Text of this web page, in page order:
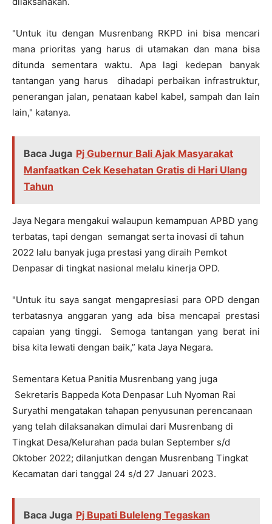
"Untuk itu dengan Musrenbang RKPD ini bisa mencari
mana prioritas yang harus di utamakan dan mana bisa
ditunda sementara waktu. Apa lagi kedepan banyak
tantangan yang harus dihadapi perbaikan infrastruktur,
penerangan jalan, penataan kabel kabel, sampah dan lain
lain," katanya.
Baca Juga Pj Gubernur Bali Ajak Masyarakat
Manfaatkan Cek Kesehatan Gratis di Hari Ulang
Tahun
Jaya Negara mengakui walaupun kemampuan APBD yang
terbatas, tapi dengan semangat serta inovasi di tahun
2022 lalu banyak juga prestasi yang diraih Pemkot
Denpasar di tingkat nasional melalu kinerja OPD.
"Untuk itu saya sangat mengapresiasi para OPD dengan
terbatasnya anggaran yang ada bisa mencapai prestasi
capaian yang tinggi. Semoga tantangan yang berat ini
bisa kita lewati dengan baik,” kata Jaya Negara.
Sementara Ketua Panitia Musrenbang yang juga
Sekretaris Bappeda Kota Denpasar Luh Nyoman Rai
Suryathi mengatakan tahapan penyusunan perencanaan
yang telah dilaksanakan dimulai dari Musrenbang di
Tingkat Desa/Kelurahan pada bulan September s/d
Oktober 2022; dilanjutkan dengan Musrenbang Tingkat
Kecamatan dari tanggal 24 s/d 27 Januari 2023.
Baca Juga Pj Bupati Buleleng Tegaskan